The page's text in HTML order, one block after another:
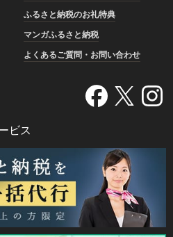
ふるさと納税のお礼特典
マンガふるさと納税
よくあるご質問・お問い合わせ
ビス